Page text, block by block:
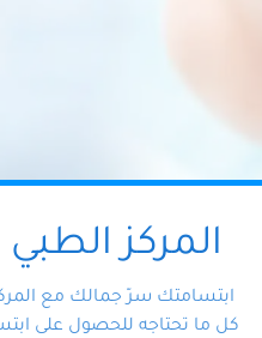
المركز الطبي
ابتسامتك سرّ جمالك مع
كل ما تحتاجه للحصول على